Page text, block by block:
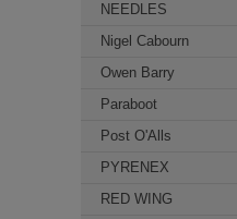
NEEDLES
Nigel Cabourn
Owen Barry
Paraboot
Post O'Alls
PYRENEX
RED WING